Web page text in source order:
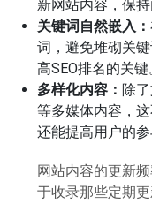
新网站内容，保
关键词自然嵌入：
词，避免堆砌关
高SEO排名的关键
多样化内容： 除
等多媒体内容，
还能提高用户的参
网站内容的更新
于收录那些定期